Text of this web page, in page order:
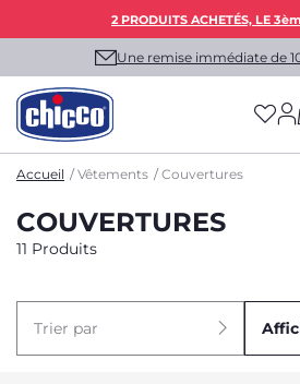
2 PRODUITS ACHETÉS, LE
Une remise immédiate de
Accueil Vêtements Couvertures
COUVERTURES
11 Produits
Trier par